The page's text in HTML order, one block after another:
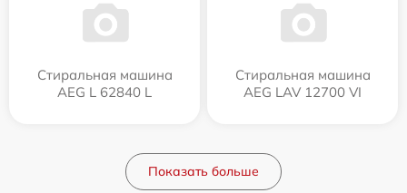
Стиральная машина
AEG L 62840 L
Стиральная машина
AEG LAV 12700 VI
Показать больше